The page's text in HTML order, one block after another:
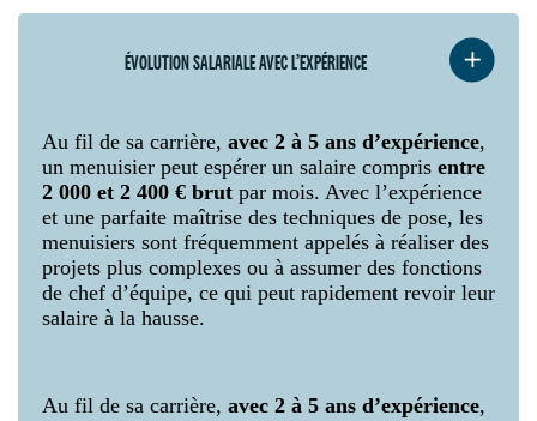
ÉVOLUTION SALARIALE AVEC L’EXPÉRIENCE
Au fil de sa carrière, avec 2 à 5 ans d’expérience,
un menuisier peut espérer un salaire compris entre
2 000 et 2 400 € brut par mois. Avec l’expérience
et une parfaite maîtrise des techniques de pose, les
menuisiers sont fréquemment appelés à réaliser des
projets plus complexes ou à assumer des fonctions
de chef d’équipe, ce qui peut rapidement revoir leur
salaire à la hausse.
Au fil de sa carrière, avec 2 à 5 ans d’expérience,